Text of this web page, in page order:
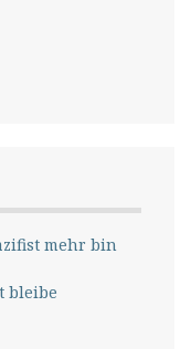
mehr bin
bleibe